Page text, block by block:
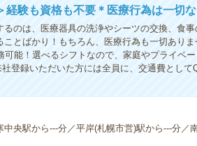
経験も資格も不要＊医療行為は一切な
るのは、医療器具の洗浄やシーツの交換、食
とばかり！もちろん、医療行為も一切ありま
能！選べるシフトなので、家庭やプライベー
登録いただいた方には全員に、交通費として
中央駅から---分／平岸(札幌市営)駅から---分／